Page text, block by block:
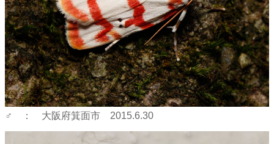
♂ ： 大阪府箕面市 2015.6.30